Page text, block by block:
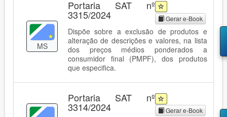
MS
Portaria SAT nº
3315/2024 Gerar e-Book
Dispõe sobre a exclusão de produtos e
alteração de descrições e valores, na lista
dos preços médios ponderados a
consumidor final (PMPF), dos produtos
que especifica.
Portaria SAT nº
3314/2024 Gerar e-Book